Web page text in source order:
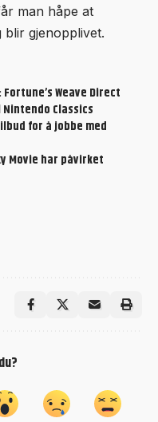
man håpe at
blir gjenopplivet.
Weave Direct
Classics
for å jobbe med
Movie har påvirket